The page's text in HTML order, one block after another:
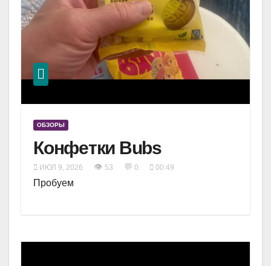
ОБЗОРЫ
Конфетки Bubs
ИЮЛ 9, 2026 👁 53 💬 0 00:49
Пробуем